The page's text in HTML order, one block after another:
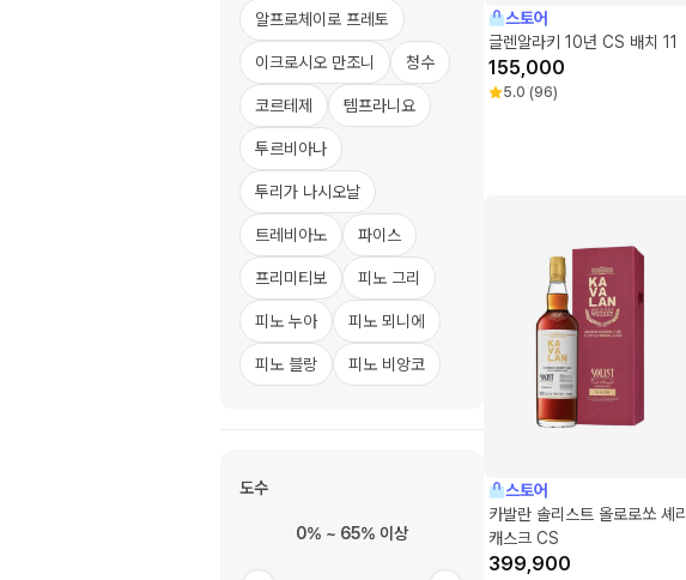
알프로체이로 프레토
이크로시오 만조니 청수
코르테제 템프라니요
투르비아나
투리가 나시오날
트레비아노 파이스
프리미티보 피노 그리
피노 누아 피노 뫼니에
피노 블랑 피노 비앙코
도수
0% ~ 65% 이상
스토어
글렌알라키 10년 CS 배치 11
155,000
5.0 (96)
스토어
카발란 솔리스트 올로로쏘 셰리
캐스크 CS
399,900